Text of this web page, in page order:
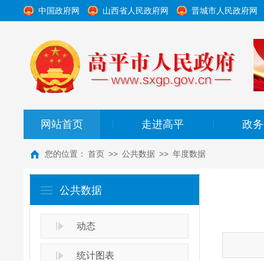
中国政府网 山西省人民政府网 晋城市人民政府网
网站首页 走进高平 政
您的位置： 首页 >> 公共数据 >> 年度数据
公共数据
动态
统计图表